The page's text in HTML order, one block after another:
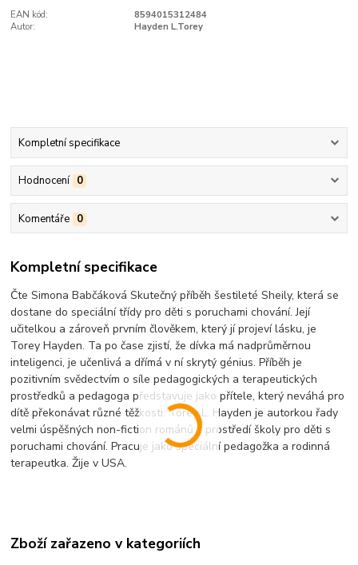
EAN kód:
8594015312484
Autor:
Hayden L.Torey
Kompletní specifikace
Hodnocení 0
Komentáře 0
Kompletní specifikace
Čte Simona Babčáková Skutečný příběh šestileté Sheily, která se
dostane do speciální třídy pro děti s poruchami chování. Její
učitelkou a zároveň prvním člověkem, který jí projeví lásku, je
Torey Hayden. Ta po čase zjistí, že dívka má nadprůměrnou
inteligenci, je učenlivá a dřímá v ní skrytý génius. Příběh je
pozitivním svědectvím o síle pedagogických a terapeutických
prostředků a pedagoga představuje jako přítele, který neváhá pro
dítě překonávat různé těžkosti. Torey L. Hayden je autorkou řady
velmi úspěšných non-fiction románů z prostředí školy pro děti s
poruchami chování. Pracuje jako speciální pedagožka a rodinná
terapeutka. Žije v USA.
Zboží zařazeno v kategoriích